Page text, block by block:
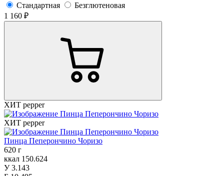
Стандартная
Безглютеновая
1 160 ₽
ХИТ pepper
ХИТ pepper
Пинца Пеперончино Чоризо
620 г
ккал 150.624
У3.143